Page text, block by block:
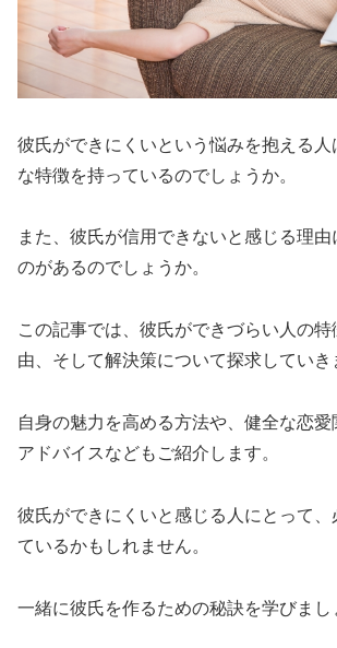
彼氏ができにくいという悩みを抱える人
な特徴を持っているのでしょうか。
また、彼氏が信用できないと感じる理
のがあるのでしょうか。
この記事では、彼氏ができづらい人の
由、そして解決策について探求していき
自身の魅力を高める方法や、健全な恋
アドバイスなどもご紹介します。
彼氏ができにくいと感じる人にとって、
ているかもしれません。
一緒に彼氏を作るための秘訣を学びまし